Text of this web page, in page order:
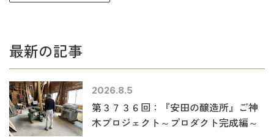
最新の記事
2026.8.5
第３７３６回：『安田の醸造所』ご神
木プロジェクト～プロダクト完成編～